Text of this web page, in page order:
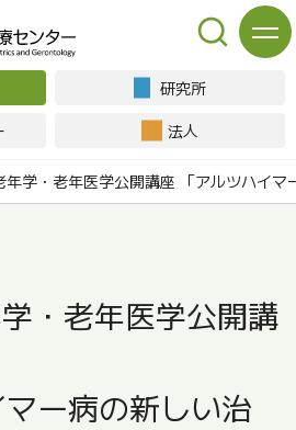
研究所
法人
学・老年医学公開講座 「アルツハイ
・老年医学公開講
マー病の新しい治